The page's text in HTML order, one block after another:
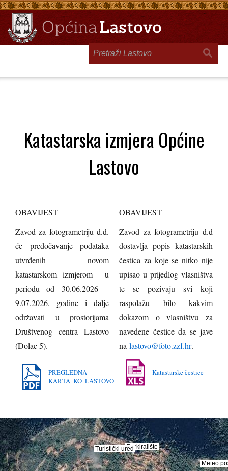
Katastarska izmjera Općine
Lastovo
OBAVIJEST
Zavod za fotogrametriju d.d.
će predočavanje podataka
utvrđenih novom
katastarskom izmjerom u
periodu od 30.06.2026 –
9.07.2026. godine i dalje
održavati u prostorijama
Društvenog centra Lastovo
(Dolac 5).
PREGLEDNA
KARTA_KO_LASTOVO
OBAVIJEST
Zavod za fotogrametriju d.d
dostavlja popis katastarskih
čestica za koje se nitko nije
upisao u prijedlog vlasništva
te se pozivaju svi koji
raspolažu bilo kakvim
dokazom o vlasništvu za
navedene čestice da se jave
na lastovo@foto.zzf.hr.
Katastarske čestice
Meteo
Turistički uredParkiralište
Meteo
Turistički uredParkiralište